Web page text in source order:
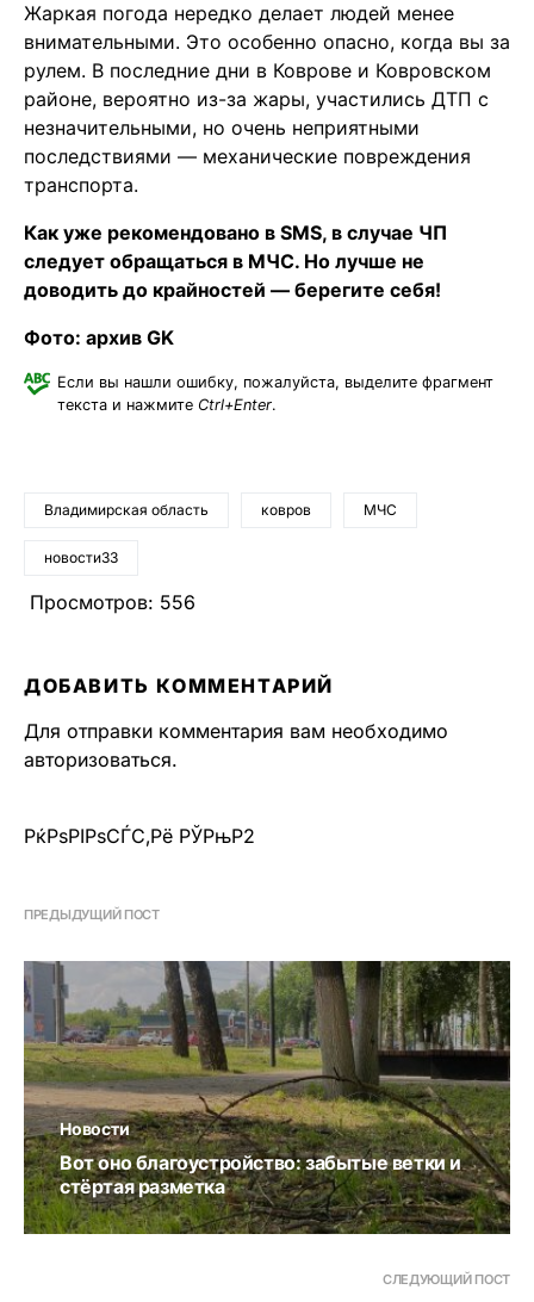
Жаркая погода нередко делает людей менее
внимательными. Это особенно опасно, когда вы за
рулем. В последние дни в Коврове и Ковровском
районе, вероятно из-за жары, участились ДТП с
незначительными, но очень неприятными
последствиями — механические повреждения
транспорта.
Как уже рекомендовано в SMS, в случае ЧП
следует обращаться в МЧС. Но лучше не
доводить до крайностей — берегите себя!
Фото: архив GK
Если вы нашли ошибку, пожалуйста, выделите фрагмент
текста и нажмите Ctrl+Enter.
Владимирская область ковров МЧС
новости33
Просмотров: 556
ДОБАВИТЬ КОММЕНТАРИЙ
Для отправки комментария вам необходимо
авторизоваться.
РќРѕРІРѕСЃС‚Рё РЎРњР2
ПРЕДЫДУЩИЙ ПОСТ
Новости
Вот оно благоустройство: забытые ветки и
стёртая разметка
СЛЕДУЮЩИЙ ПОСТ